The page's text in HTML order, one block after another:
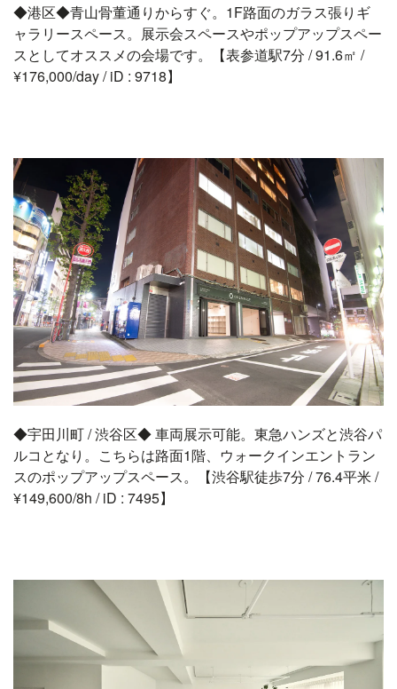
◆港区◆青山骨董通りからすぐ。1F路面のガラス張りギ
ャラリースペース。展示会スペースやポップアップスペー
スとしてオススメの会場です。【表参道駅7分 / 91.6㎡ /
¥176,000/day / iD : 9718】
◆宇田川町 / 渋谷区◆ 車両展示可能。東急ハンズと渋谷パ
ルコとなり。こちらは路面1階、ウォークインエントラン
スのポップアップスペース。【渋谷駅徒歩7分 / 76.4平米 /
¥149,600/8h / iD : 7495】